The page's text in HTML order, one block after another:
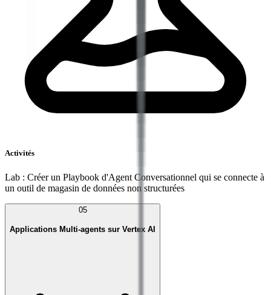
Activités
Lab : Créer un Playbook d'Agent Conversationnel qui se connecte à
un outil de magasin de données non structurées
05
Applications Multi-agents sur Vertex AI